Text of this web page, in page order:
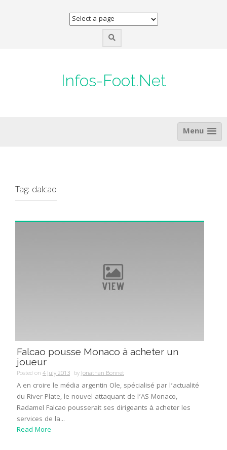
Infos-Foot.Net
Menu
Tag: dalcao
Falcao pousse Monaco à acheter un
joueur
Posted on 4 July 2013 byJonathan Bonnet
A en croire le média argentin Ole, spécialisé par l’actualité
du River Plate, le nouvel attaquant de l’AS Monaco,
Radamel Falcao pousserait ses dirigeants à acheter les
services de la...
Read More